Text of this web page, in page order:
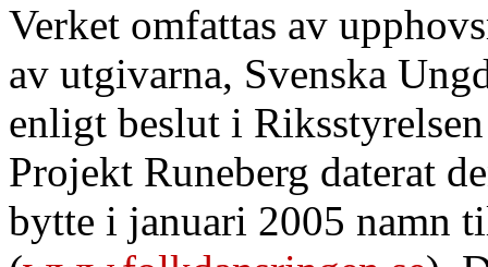
Verket omfattas av
av utgivarna, Svenska
enligt beslut i
Projekt Runeberg daterat
bytte i januari 2005 namn